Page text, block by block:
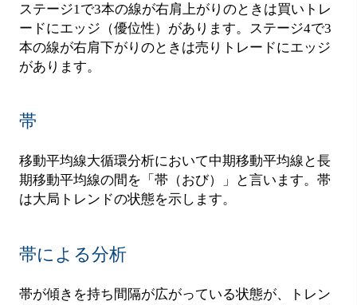
ステージ1で3本の線が右肩上がりのときは買いトレ
ードにエッジ（優位性）があります。ステージ4で3
本の線が右肩下がりのときは売りトレードにエッジ
があります。
帯
移動平均線大循環分析において中期移動平均線と長
期移動平均線の間を「帯（おび）」と言います。帯
は大局トレンドの状態を示します。
帯による分析
帯が傾きを持ち間隔が広がっている状態が、トレン